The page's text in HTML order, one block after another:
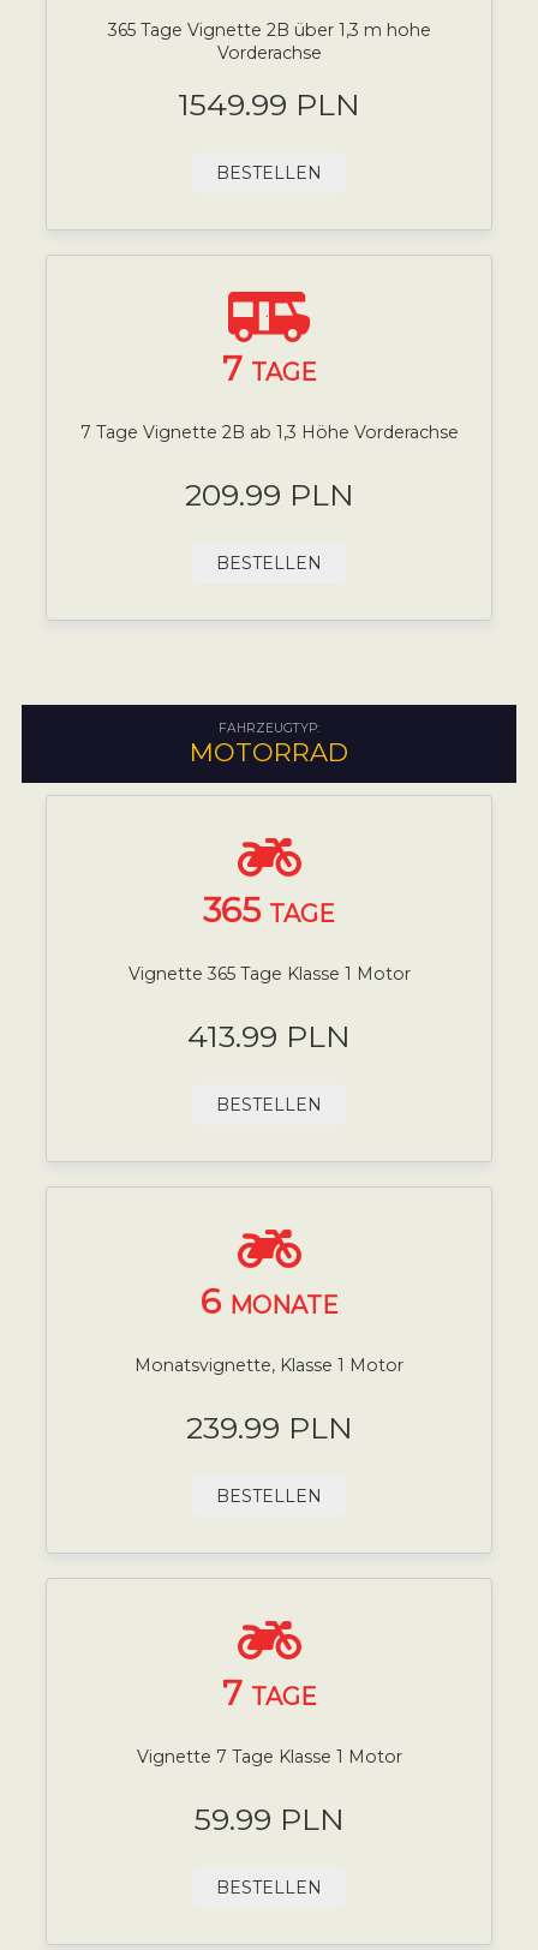
365 Tage Vignette 2B über 1,3 m hohe
Vorderachse
1549.99 PLN
BESTELLEN
7 TAGE
7 Tage Vignette 2B ab 1,3 Höhe Vorderachse
209.99 PLN
BESTELLEN
FAHRZEUGTYP:
MOTORRAD
365 TAGE
Vignette 365 Tage Klasse 1 Motor
413.99 PLN
BESTELLEN
6 MONATE
Monatsvignette, Klasse 1 Motor
239.99 PLN
BESTELLEN
7 TAGE
Vignette 7 Tage Klasse 1 Motor
59.99 PLN
BESTELLEN